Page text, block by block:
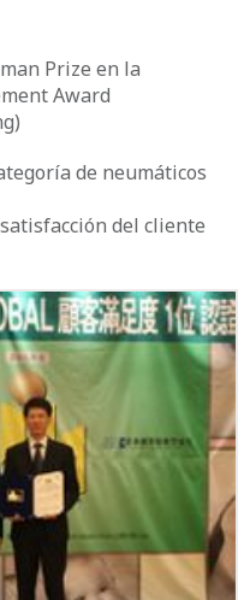
Prize en la
Award
de neumáticos
del cliente